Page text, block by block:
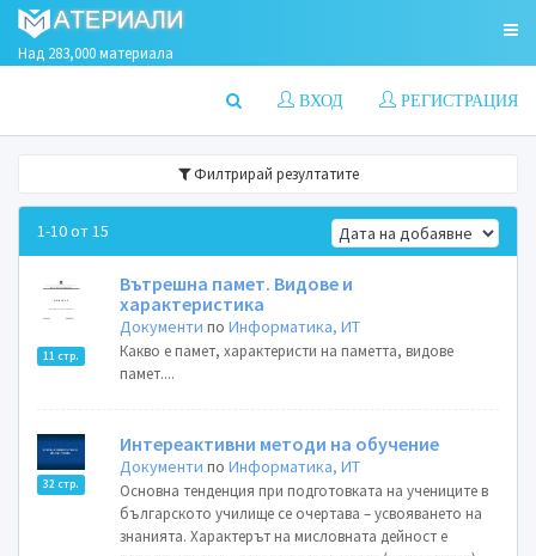
Над 283,000 материала
РЕГИСТРАЦИЯ
ВХОД
Филтрирай резултатите
1-10 от 15
11 стр.
Вътрешна памет. Видове и
характеристика
Документи поИнформатика, ИТ
Какво е памет, характеристи на паметта, видове
памет....
32 стр.
Интереактивни методи на обучение
Документи поИнформатика, ИТ
Основна тенденция при подготовката на учениците в
българското училище се очертава – усвояването на
знанията. Характерът на мисловната дейност е